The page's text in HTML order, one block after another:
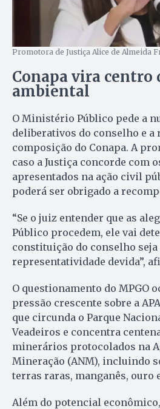
Promotora de Justiça Alice de Almeida
Conapa vira centro
ambiental
O Ministério Público pede a
deliberativos do conselho e a
composição do Conapa. A
caso a Justiça concorde com
apresentados na ação civil
poderá ser obrigado a
“Se o juiz entender que as
Público procedem, ele vai
constituição do conselho
representatividade devida”,
O questionamento do MPGO
pressão crescente sobre a
que circunda o Parque
Veadeiros e concentra
minerários protocolados na
Mineração (ANM), incluindo
terras raras, manganês, ouro
Além do potencial